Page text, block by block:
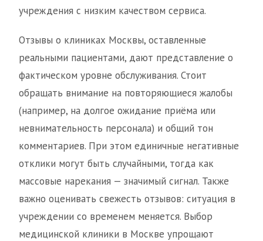
учреждения с низким качеством сервиса.
Отзывы о клиниках Москвы, оставленные
реальными пациентами, дают представление о
фактическом уровне обслуживания. Стоит
обращать внимание на повторяющиеся жалобы
(например, на долгое ожидание приёма или
невнимательность персонала) и общий тон
комментариев. При этом единичные негативные
отклики могут быть случайными, тогда как
массовые нарекания — значимый сигнал. Также
важно оценивать свежесть отзывов: ситуация в
учреждении со временем меняется. Выбор
медицинской клиники в Москве упрощают